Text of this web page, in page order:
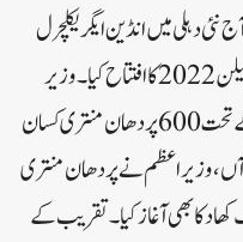
دہلی میں انڈین ایگریکلچرل
ریسرچ انسٹی ٹیوٹ میں پی ایم کسان سمان سمیلن 2022 کا افتتاح کیا۔ وزیر
اعظم نے کیمیکل اور فرٹیلائزر کی وزارت کے تحت 600 پردھان منتری کسان
وزیر اعظم نے پردھان منتری
کا بھی آغاز کیا۔ تقریب کے